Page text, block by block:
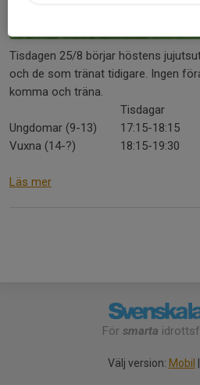
Tisdagen 25/8 börjar höstens
och de som tränat tidigare. Ingen
komma och träna.
Tisdagar
Ungdomar (9-13)
17:15-18:15
Vuxna (14-?)
18:15-19:30
Läs mer
För smarta
Välj version: Mobil